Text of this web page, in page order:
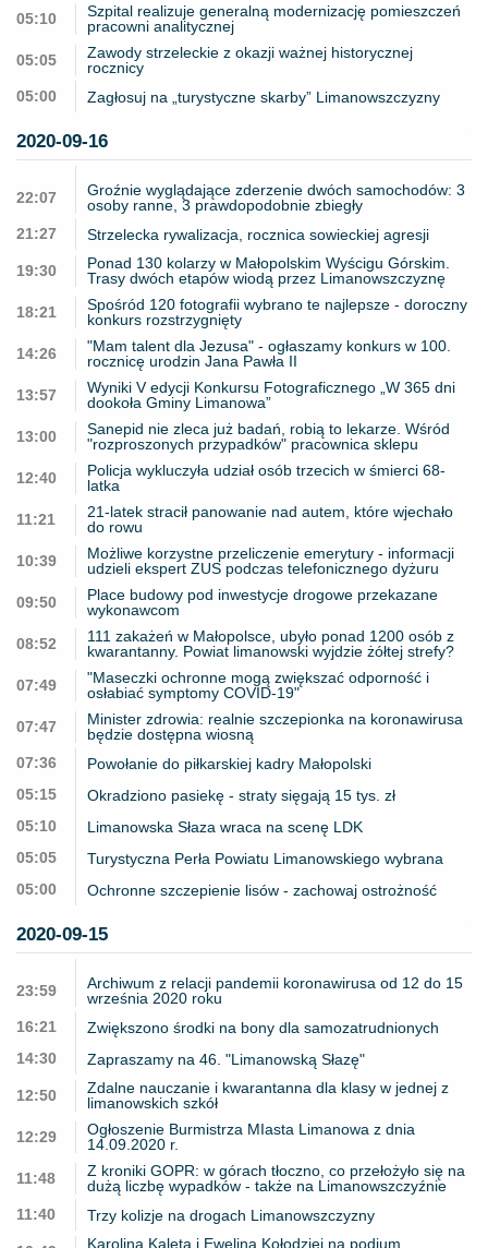
05:10
Szpital realizuje generalną modernizację pomieszczeń
pracowni analitycznej
05:05
Zawody strzeleckie z okazji ważnej historycznej
rocznicy
05:00
Zagłosuj na „turystyczne skarby” Limanowszczyzny
2020-09-16
22:07
Groźnie wyglądające zderzenie dwóch samochodów: 3
osoby ranne, 3 prawdopodobnie zbiegły
21:27
Strzelecka rywalizacja, rocznica sowieckiej agresji
19:30
Ponad 130 kolarzy w Małopolskim Wyścigu Górskim.
Trasy dwóch etapów wiodą przez Limanowszczyznę
18:21
Spośród 120 fotografii wybrano te najlepsze - doroczny
konkurs rozstrzygnięty
14:26
"Mam talent dla Jezusa" - ogłaszamy konkurs w 100.
rocznicę urodzin Jana Pawła II
13:57
Wyniki V edycji Konkursu Fotograficznego „W 365 dni
dookoła Gminy Limanowa”
13:00
Sanepid nie zleca już badań, robią to lekarze. Wśród
"rozproszonych przypadków" pracownica sklepu
12:40
Policja wykluczyła udział osób trzecich w śmierci 68-
latka
11:21
21-latek stracił panowanie nad autem, które wjechało
do rowu
10:39
Możliwe korzystne przeliczenie emerytury - informacji
udzieli ekspert ZUS podczas telefonicznego dyżuru
09:50
Place budowy pod inwestycje drogowe przekazane
wykonawcom
08:52
111 zakażeń w Małopolsce, ubyło ponad 1200 osób z
kwarantanny. Powiat limanowski wyjdzie żółtej strefy?
07:49
"Maseczki ochronne mogą zwiększać odporność i
osłabiać symptomy COVID-19"
07:47
Minister zdrowia: realnie szczepionka na koronawirusa
będzie dostępna wiosną
07:36
Powołanie do piłkarskiej kadry Małopolski
05:15
Okradziono pasiekę - straty sięgają 15 tys. zł
05:10
Limanowska Słaza wraca na scenę LDK
05:05
Turystyczna Perła Powiatu Limanowskiego wybrana
05:00
Ochronne szczepienie lisów - zachowaj ostrożność
2020-09-15
23:59
Archiwum z relacji pandemii koronawirusa od 12 do 15
września 2020 roku
16:21
Zwiększono środki na bony dla samozatrudnionych
14:30
Zapraszamy na 46. "Limanowską Słazę"
12:50
Zdalne nauczanie i kwarantanna dla klasy w jednej z
limanowskich szkół
12:29
Ogłoszenie Burmistrza MIasta Limanowa z dnia
14.09.2020 r.
11:48
Z kroniki GOPR: w górach tłoczno, co przełożyło się na
dużą liczbę wypadków - także na Limanowszczyźnie
11:40
Trzy kolizje na drogach Limanowszczyzny
Karolina Kaleta i Ewelina Kołodziej na podium